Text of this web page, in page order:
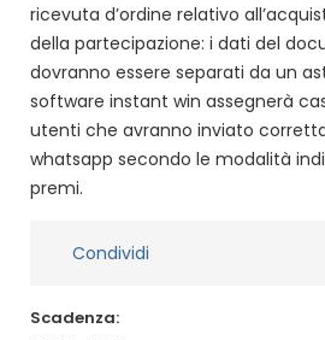
ricevuta d’ordine relativo
della partecipazione: i dati del
dovranno essere separati da un
software instant win assegnerà
utenti che avranno inviato
whatsapp secondo le modalità
premi.
Condividi
Scadenza: